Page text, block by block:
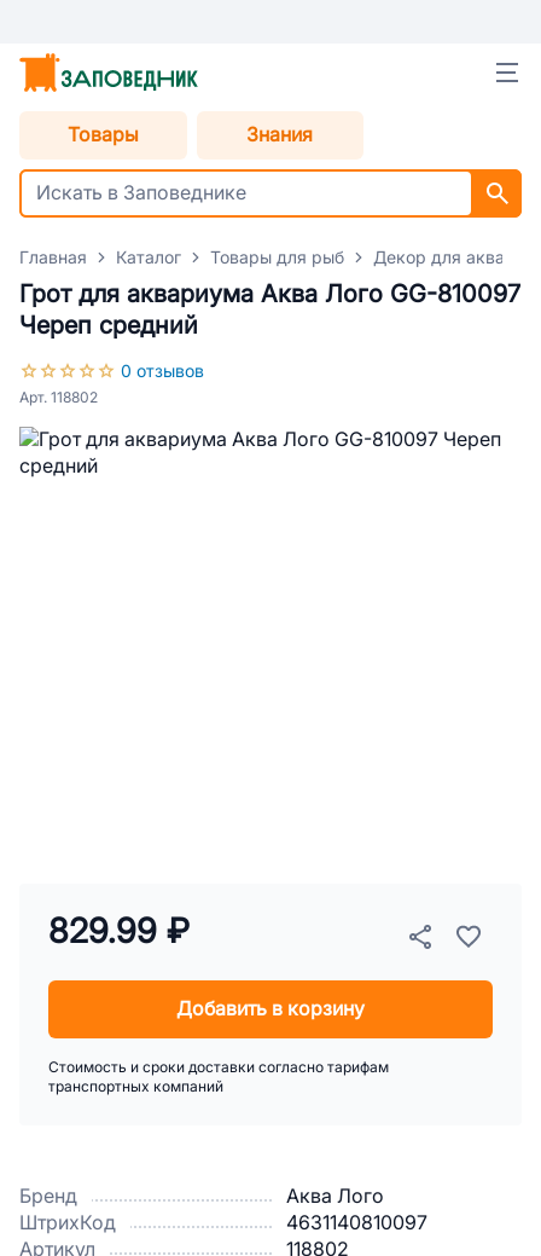
Товары Знания
Главная Каталог Товары для рыб Декор для
Грот для аквариума Аква Лого GG-810097
Череп средний
0 отзывов
Арт. 118802
Бренд
Аква Лого
ШтрихКод
4631140810097
Артикул
118802
829.99 ₽
Добавить в корзину
Стоимость и сроки доставки согласно тарифам
транспортных компаний